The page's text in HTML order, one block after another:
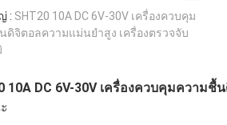
: SHT20 10A DC 6V-30V เครื่องควบคุม
ดิจิตอลความแม่นยําสูง เครื่องตรวจจับ
10A DC 6V-30V เครื่องควบคุมความ